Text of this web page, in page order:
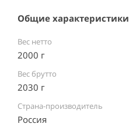
Общие характеристики
Вес нетто
2000 г
Вес брутто
2030 г
Страна-производитель
Россия ⠀